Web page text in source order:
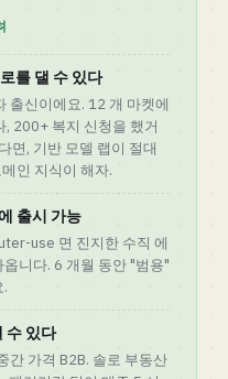
를 댈 수 있다
출신이에요. 12 개 마켓에
, 200+ 복지 신청을 했거
면, 기반 모델 랩이 절대
인 지식이 해자.
출시 가능
use 면 진지한 수직 에
니다. 6 개월 동안 "범용"
.
수 있다
간 가격 B2B. 솔로 부동산